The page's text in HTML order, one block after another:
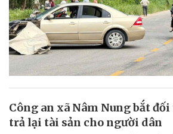
Công an xã Nâm Nung bắt
trả lại tài sản cho người dân